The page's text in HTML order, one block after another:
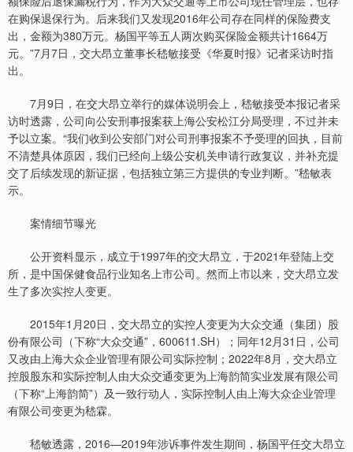
在购保退保行为。后来我们又发现2016年公司存在同样的保险费支
出，金额为380万元。杨国平等五人两次购买保险金额共计1664万
元。”7月7日，交大昂立董事长嵇敏接受《华夏时报》记者采访时指
出。
7月9日，在交大昂立举行的媒体说明会上，嵇敏接受本报记者采
访时透露，公司向公安刑事报案获上海公安松江分局受理，不过并未
予以立案。“我们收到公安部门对公司刑事报案不予受理的回执，目前
不清楚具体原因，我们已经向上级公安机关申请行政复议，并补充提
交了后续发现的新证据，包括独立第三方提供的专业判断。”嵇敏表
示。
案情细节曝光
公开资料显示，成立于1997年的交大昂立，于2021年登陆上交
所，是中国保健食品行业知名上市公司。然而上市以来，交大昂立发
生了多次实控人变更。
2015年1月20日，交大昂立的实控人变更为大众交通（集团）股
份有限公司（下称“大众交通”，600611.SH）；同年12月31日，公司
又改由上海大众企业管理有限公司实际控制；2022年8月，交大昂立
控股股东和实际控制人由大众交通变更为上海韵简实业发展有限公司
（下称“上海韵简”）及一致行动人，实际控制人由上海大众企业管理
有限公司变更为嵇霖。
嵇敏透露，2016—2019年涉诉事件发生期间，杨国平任交大昂立